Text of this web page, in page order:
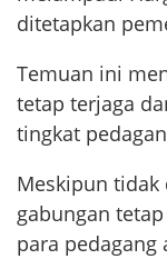
ditetapkan
Temuan ini
tetap terjaga
tingkat
Meskipun
gabungan
para pedagang